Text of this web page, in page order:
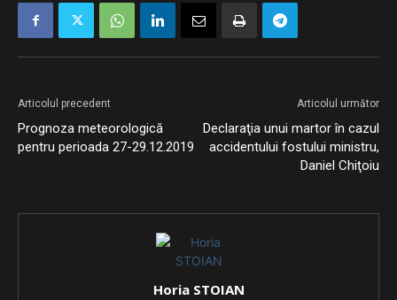
Articolul precedent
Prognoza meteorologică
pentru perioada 27-29.12.2019
Articolul următor
Declaraţia unui martor în cazul
accidentului fostului ministru,
Daniel Chiţoiu
Horia STOIAN